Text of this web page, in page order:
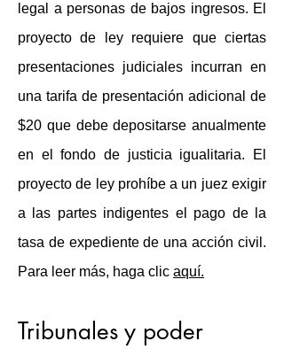
legal a personas de bajos ingresos. El
proyecto de ley requiere que ciertas
presentaciones judiciales incurran en
una tarifa de presentación adicional de
$20 que debe depositarse anualmente
en el fondo de justicia igualitaria. El
proyecto de ley prohíbe a un juez exigir
a las partes indigentes el pago de la
tasa de expediente de una acción civil.
Para leer más, haga clic aquí.
Tribunales y poder